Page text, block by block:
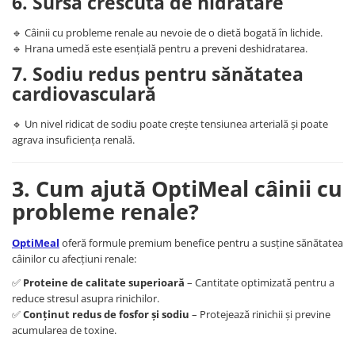
🔹 Câinii cu probleme renale au nevoie de o dietă bogată în lichide.
🔹 Hrana umedă este esențială pentru a preveni deshidratarea.
7. Sodiu redus pentru sănătatea
cardiovasculară
🔹 Un nivel ridicat de sodiu poate crește tensiunea arterială și poate
agrava insuficiența renală.
3. Cum ajută OptiMeal câinii cu
probleme renale?
OptiMeal oferă formule premium benefice pentru a susține sănătatea
câinilor cu afecțiuni renale:
✅ Proteine de calitate superioară – Cantitate optimizată pentru a
reduce stresul asupra rinichilor.
✅Conținut redus de fosfor și sodiu – Protejează rinichii și previne
acumularea de toxine.